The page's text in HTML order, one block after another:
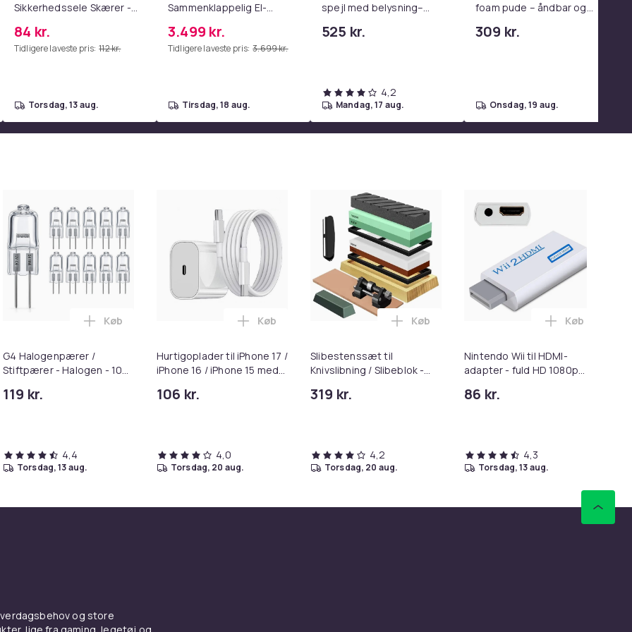
på användning
064b95d6-2663-5a80-a264-2f329a63c9be
Sikkerhedssele Skærer -
Kompatibel med Alle
Bilmodeller Red
84 kr.
Tidligere laveste pris: 112 kr.
torsdag, 13 aug.
Sammenklappelig El-
km Rækkevidde, Maks.
Hastighed 45 km/t, 10
3.499 kr.
Tidligere laveste pris: 3.699 kr.
tirsdag, 18 aug.
spejl med belysning–
cm – 15 LED-lys – 3
525 kr.
4,2
mandag, 17 aug.
foam pude – åndbar og
309 kr.
onsdag, 19 aug.
headset til PlayStation Hvid i kurven
Stor Hollywood Makeup Spejl med Lamper Bluetooth Table Top Vægbeslag Hvid 80 x 58 cm i kurven
G4 Halogenpærer /
Stiftpærer - Halogen - 10W
119 kr.
Læg G4 Halogenpærer / Stiftpærer - Halogen - 10W (10-Pack) i kurven
Køb
4,4
torsdag, 13 aug.
Hurtigoplader til iPhone 17 /
iPhone 16 / iPhone 15 med
106 kr.
Læg Hurtigoplader til iPhone 17 / iPhone 16 / iPhone 15 med USB-C til
Køb
4,0
torsdag, 20 aug.
Slibestenssæt til
Knivslibning / Slibeblok -
319 kr.
Læg Slibestenssæt til Knivslibning /
Køb
4,2
torsdag, 20 aug.
Nintendo Wii til HDMI-
adapter - fuld HD 1080p
86 kr.
Læg
Køb
4,3
torsdag, 13 aug.
og store